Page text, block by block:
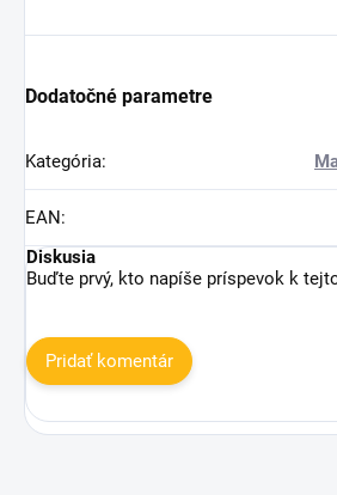
Dodatočné parametre
Kategória:
EAN:
Diskusia
Buďte prvý, kto napíše príspevok k
Pridať komentár